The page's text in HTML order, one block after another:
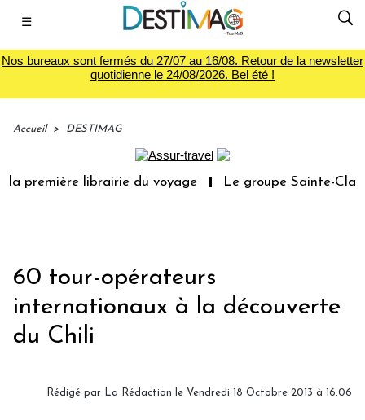
☰
Nos bureaux sont fermés du 27/07 au 16/08. Retour de la newsletter
quotidienne le 24/08/2026. Bel été !
Accueil > DESTIMAG
première librairie du voyage Le groupe Sainte-
60 tour-opérateurs
internationaux à la découverte
du Chili
Rédigé par La Rédaction le Vendredi 18 Octobre 2013 à 16:06